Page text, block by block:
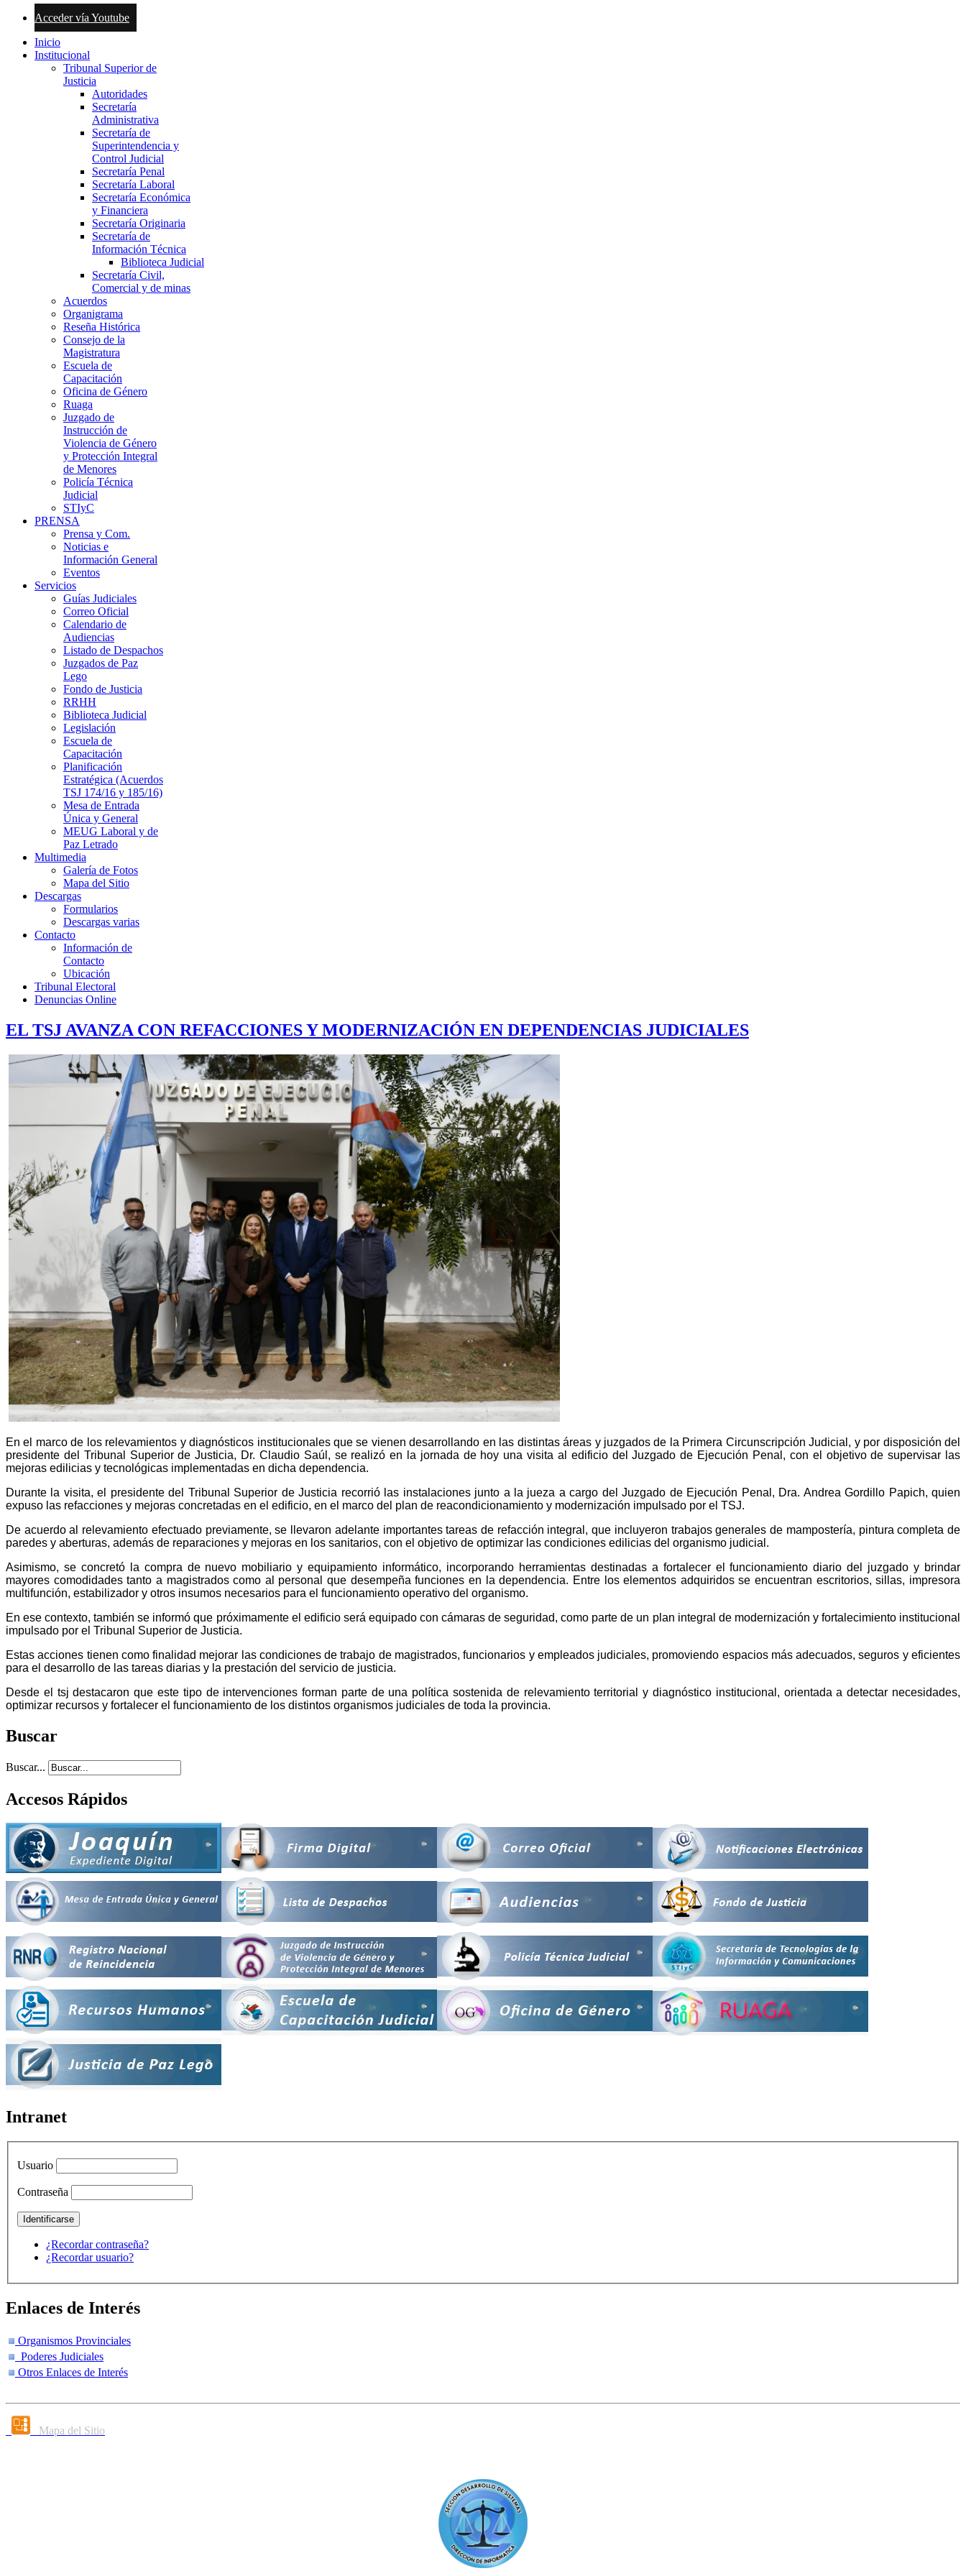
Acceder vía Youtube
Inicio
Institucional
Tribunal Superior de
Justicia
Autoridades
Secretaría
Administrativa
Secretaría de
Superintendencia y
Control Judicial
Secretaría Penal
Secretaría Laboral
Secretaría Económica
y Financiera
Secretaría Originaria
Secretaría de
Información Técnica
Biblioteca Judicial
Secretaría Civil,
Comercial y de minas
Acuerdos
Organigrama
Reseña Histórica
Consejo de la
Magistratura
Escuela de
Capacitación
Oficina de Género
Ruaga
Juzgado de
Instrucción de
Violencia de Género
y Protección Integral
de Menores
Policía Técnica
Judicial
STIyC
PRENSA
Prensa y Com.
Noticias e
Información General
Eventos
Servicios
Guías Judiciales
Correo Oficial
Calendario de
Audiencias
Listado de Despachos
Juzgados de Paz
Lego
Fondo de Justicia
RRHH
Biblioteca Judicial
Legislación
Escuela de
Capacitación
Planificación
Estratégica (Acuerdos
TSJ 174/16 y 185/16)
Mesa de Entrada
Única y General
MEUG Laboral y de
Paz Letrado
Multimedia
Galería de Fotos
Mapa del Sitio
Descargas
Formularios
Descargas varias
Contacto
Información de
Contacto
Ubicación
Tribunal Electoral
Denuncias Online
EL TSJ AVANZA CON REFACCIONES Y MODERNIZACIÓN EN DEPENDENCIAS JUDICIALES
En el marco de los relevamientos y diagnósticos institucionales que se vienen desarrollando en las distintas áreas y juzgados de la Primera Circunscripción Judicial, y por disposición del
presidente del Tribunal Superior de Justicia, Dr. Claudio Saúl, se realizó en la jornada de hoy una visita al edificio del Juzgado de Ejecución Penal, con el objetivo de supervisar las
mejoras edilicias y tecnológicas implementadas en dicha dependencia.
Durante la visita, el presidente del Tribunal Superior de Justicia recorrió las instalaciones junto a la jueza a cargo del Juzgado de Ejecución Penal, Dra. Andrea Gordillo Papich, quien
expuso las refacciones y mejoras concretadas en el edificio, en el marco del plan de reacondicionamiento y modernización impulsado por el TSJ.
De acuerdo al relevamiento efectuado previamente, se llevaron adelante importantes tareas de refacción integral, que incluyeron trabajos generales de mampostería, pintura completa de
paredes y aberturas, además de reparaciones y mejoras en los sanitarios, con el objetivo de optimizar las condiciones edilicias del organismo judicial.
Asimismo, se concretó la compra de nuevo mobiliario y equipamiento informático, incorporando herramientas destinadas a fortalecer el funcionamiento diario del juzgado y brindar
mayores comodidades tanto a magistrados como al personal que desempeña funciones en la dependencia. Entre los elementos adquiridos se encuentran escritorios, sillas, impresora
multifunción, estabilizador y otros insumos necesarios para el funcionamiento operativo del organismo.
En ese contexto, también se informó que próximamente el edificio será equipado con cámaras de seguridad, como parte de un plan integral de modernización y fortalecimiento institucional
impulsado por el Tribunal Superior de Justicia.
Estas acciones tienen como finalidad mejorar las condiciones de trabajo de magistrados, funcionarios y empleados judiciales, promoviendo espacios más adecuados, seguros y eficientes
para el desarrollo de las tareas diarias y la prestación del servicio de justicia.
Desde el tsj destacaron que este tipo de intervenciones forman parte de una política sostenida de relevamiento territorial y diagnóstico institucional, orientada a detectar necesidades,
optimizar recursos y fortalecer el funcionamiento de los distintos organismos judiciales de toda la provincia.
Buscar
Buscar...
Accesos Rápidos
Intranet
Usuario
Contraseña
¿Recordar contraseña?
¿Recordar usuario?
Enlaces de Interés
Organismos Provinciales
Poderes Judiciales
Otros Enlaces de Interés
Mapa del Sitio